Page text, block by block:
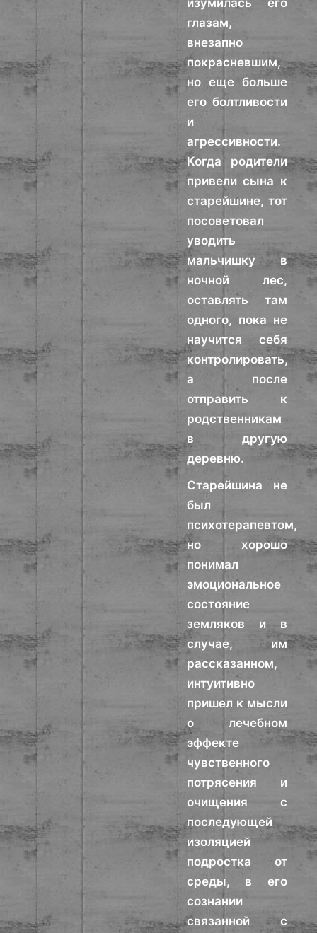
изумилась его
глазам,
внезапно
покрасневшим,
но еще больше
его болтливости
и
агрессивности.
Когда родители
привели сына к
старейшине, тот
посоветовал
уводить
мальчишку в
ночной лес,
оставлять там
одного, пока не
научится себя
контролировать,
а после
отправить к
родственникам
в другую
деревню.
Старейшина не
был
психотерапевтом,
но хорошо
понимал
эмоциональное
состояние
земляков и в
случае, им
рассказанном,
интуитивно
пришел к мысли
о лечебном
эффекте
чувственного
потрясения и
очищения с
последующей
изоляцией
подростка от
среды, в его
сознании
связанной с